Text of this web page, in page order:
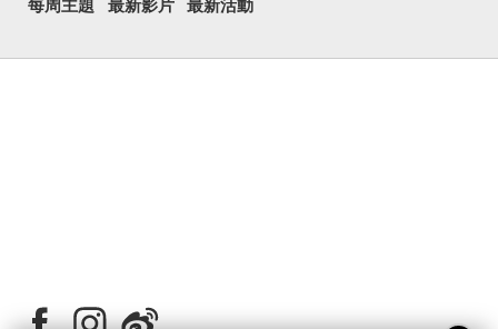
每周主題 最新影片 最新活動